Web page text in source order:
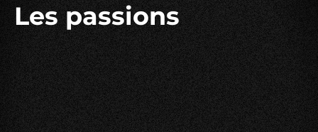
Les passions